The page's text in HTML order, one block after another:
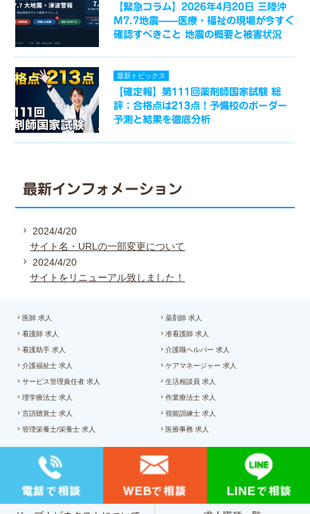
【緊急コラム】2026年4月20日 三陸沖
M7.7地震——医療・福祉の現場が今すぐ
確認すべきこと 地震の概要と被害状況
最新トピックス
【確定報】第111回薬剤師国家試験 総
評：合格点は213点！予備校のボーダー
予測と結果を徹底分析
最新インフォメーション
2024/4/20
サイト名・URLの一部変更について
2024/4/20
サイトをリニューアル致しました！
医師 求人 薬剤師 求人
看護師 求人 准看護師 求人
看護助手 求人 介護職ヘルパー 求人
介護福祉士 求人 ケアマネージャー 求人
サービス管理責任者 求人 生活相談員 求人
理学療法士 求人 作業療法士 求人
言語聴覚士 求人 視能訓練士 求人
管理栄養士/栄養士 求人 医療事務 求人